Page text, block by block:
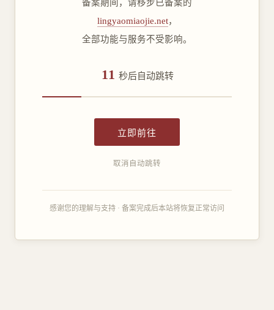
备案期间，请移步已备案的
lingyaomiaojie.net，
全部功能与服务不受影响。
11 秒后自动跳转
立即前往
取消自动跳转
感谢您的理解与支持 · 备案完成后本站将恢复正常访问